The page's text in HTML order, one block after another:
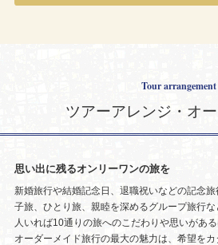
Tour arrangement
ツアーアレンジ・オ
思い出に残るオンリーワンの旅を
新婚旅行や結婚記念日、退職祝いなどの記念
子旅、ひとり旅、親睦を深めるグループ旅行
人いれば10通りの旅へのこだわりや思いがある
オーダーメイド旅行の最大の魅力は、希望を